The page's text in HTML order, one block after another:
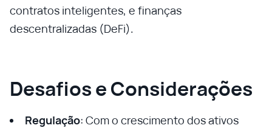
contratos inteligentes, e finanças
descentralizadas (DeFi).
Desafios e Considerações
Regulação: Com o crescimento dos ativos